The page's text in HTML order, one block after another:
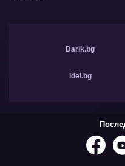
Darik.bg
Idei.bg